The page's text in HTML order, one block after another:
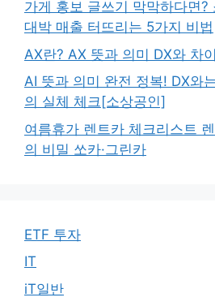
가게 홍보 글쓰기 막막하다면?
대박 매출 터뜨리는 5가지 비법
AX란? AX 뜻과 의미 DX와 차
AI 뜻과 의미 완전 정복! DX와
의 실체 체크[소상공인]
여름휴가 렌트카 체크리스트
의 비밀 쏘카·그린카
ETF 투자
IT
iT일반